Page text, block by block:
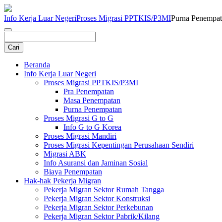
Info Kerja Luar NegeriProses Migrasi PPTKIS/P3MIPurna
Beranda
Info Kerja Luar Negeri
Proses Migrasi PPTKIS/P3MI
Pra Penempatan
Masa Penempatan
Purna Penempatan
Proses Migrasi G to G
Info G to G Korea
Proses Migrasi Mandiri
Proses Migrasi Kepentingan Perusahaan Sendiri
Migrasi ABK
Info Asuransi dan Jaminan Sosial
Biaya Penempatan
Hak-hak Pekerja Migran
Pekerja Migran Sektor Rumah Tangga
Pekerja Migran Sektor Konstruksi
Pekerja Migran Sektor Perkebunan
Pekerja Migran Sektor Pabrik/Kilang